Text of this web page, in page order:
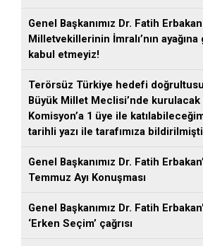
Genel Başkanımız Dr. Fatih
Milletvekillerinin İmralı’nın
kabul etmeyiz!
Terörsüz Türkiye hedefi
Büyük Millet Meclisi’nde
Komisyon’a 1 üye ile
tarihli yazı ile tarafımıza
Genel Başkanımız Dr. Fatih
Temmuz Ayı Konuşması
Genel Başkanımız Dr. Fatih
‘Erken Seçim’ çağrısı